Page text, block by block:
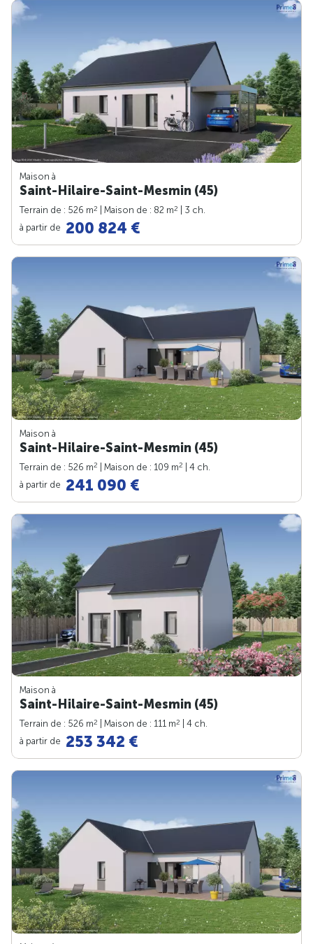
Maison à
Saint-Hilaire-Saint-Mesmin (45)
Terrain de : 526 m2 | Maison de : 82 m2
| 3 ch.
à partir de 200 824 €
Maison à
Saint-Hilaire-Saint-Mesmin (45)
Terrain de : 526 m2 | Maison de : 109 m2
| 4 ch.
à partir de 241 090 €
Maison à
Saint-Hilaire-Saint-Mesmin (45)
Terrain de : 526 m2 | Maison de : 111 m2
| 4 ch.
à partir de 253 342 €